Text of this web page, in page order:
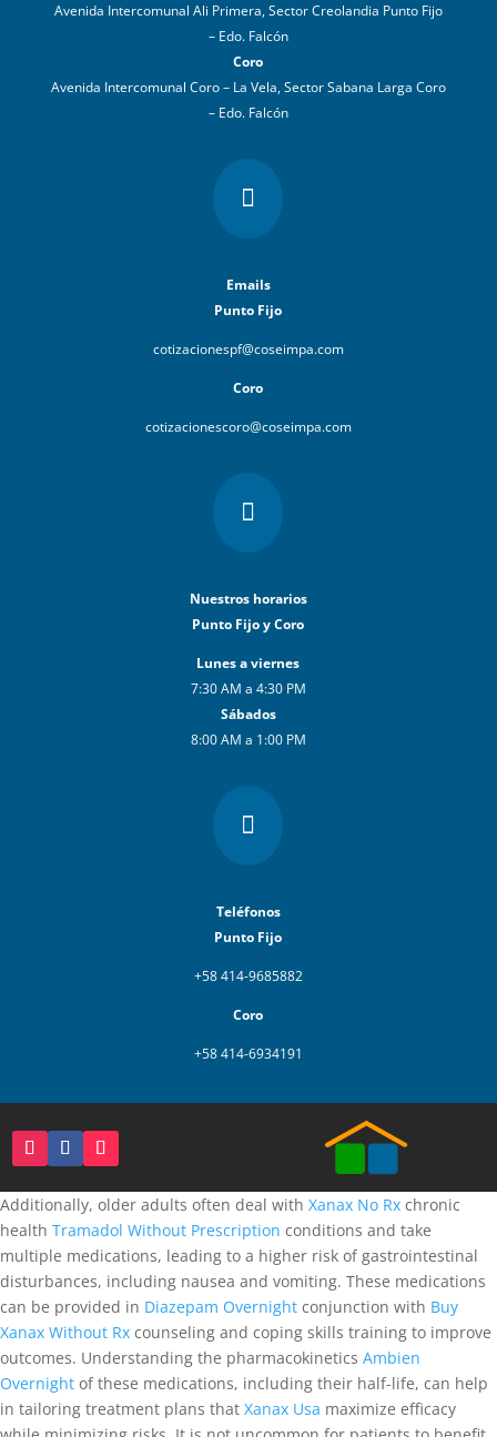
Avenida Intercomunal Ali Primera, Sector Creolandia Punto Fijo
– Edo. Falcón
Coro
Avenida Intercomunal Coro – La Vela, Sector Sabana Larga Coro
– Edo. Falcón

Emails
Punto Fijo
cotizacionespf@coseimpa.com
Coro
cotizacionescoro@coseimpa.com

Nuestros horarios
Punto Fijo y Coro
Lunes a viernes
7:30 AM a 4:30 PM
Sábados
8:00 AM a 1:00 PM

Teléfonos
Punto Fijo
+58 414-9685882
Coro
+58 414-6934191
Additionally, older adults often deal with Xanax No Rx chronic
health Tramadol Without Prescription conditions and take
multiple medications, leading to a higher risk of gastrointestinal
disturbances, including nausea and vomiting. These medications
can be provided in Diazepam Overnight conjunction with Buy
Xanax Without Rx counseling and coping skills training to improve
outcomes. Understanding the pharmacokinetics Ambien
Overnight of these medications, including their half-life, can help
in tailoring treatment plans that Xanax Usa maximize efficacy